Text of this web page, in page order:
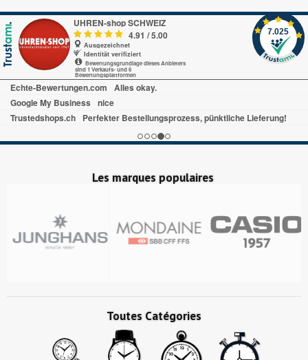
UHREN-shop SCHWEIZ
4.91 /5.00
Ausgezeichnet
Identität verifiziert
Bewertungsgrundlage dieses Anbieters
sind 1 Verkaufs- und 6
Bewertungsplattformen
7.025
Echte-Bewertungen.com
Alles okay.
Google My Business
nice
Trustedshops.ch
Perfekter Bestellungsprozess, pünktliche Lieferung!
Les marques populaires
Toutes Catégories